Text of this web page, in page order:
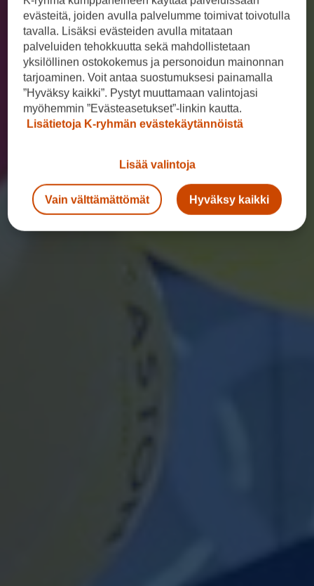
evästeitä, joiden avulla palvelumme toimivat toivotulla
tavalla. Lisäksi evästeiden avulla mitataan
palveluiden tehokkuutta sekä mahdollistetaan
yksilöllinen ostokokemus ja personoidun mainonnan
tarjoaminen. Voit antaa suostumuksesi painamalla
”Hyväksy kaikki”. Pystyt muuttamaan valintojasi
myöhemmin ”Evästeasetukset”-linkin kautta.
Lisätietoja K-ryhmän evästekäytännöistä
Lisää valintoja
Vain välttämättömät Hyväksy kaikki